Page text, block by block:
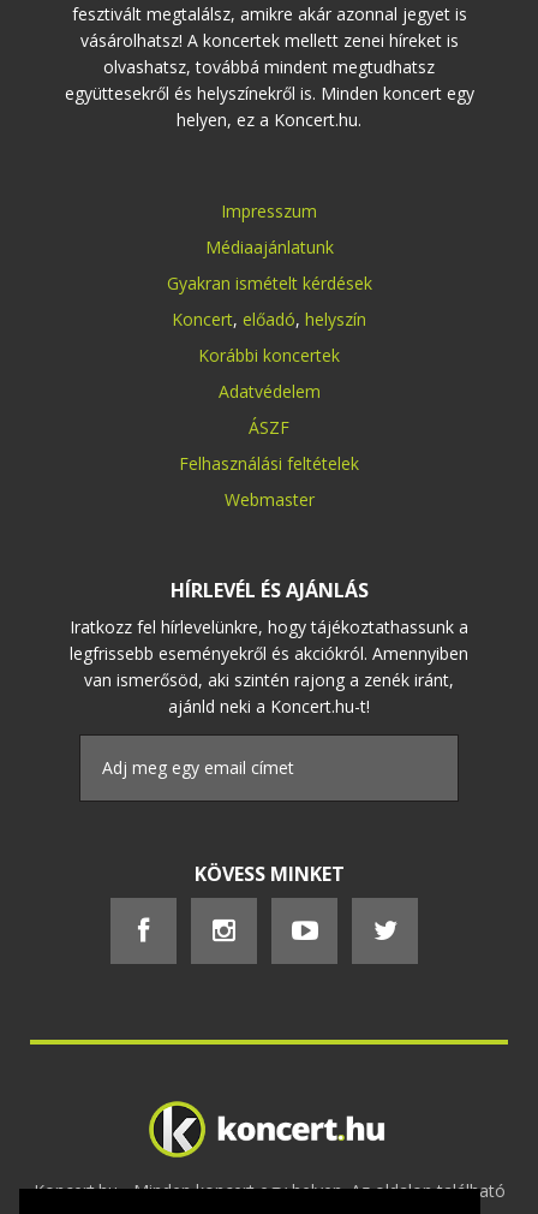
fesztivált megtalálsz, amikre akár azonnal jegyet is
vásárolhatsz! A koncertek mellett zenei híreket is
olvashatsz, továbbá mindent megtudhatsz
együttesekről és helyszínekről is. Minden koncert egy
helyen, ez a Koncert.hu.
Impresszum
Médiaajánlatunk
Gyakran ismételt kérdések
Koncert, előadó, helyszín
Korábbi koncertek
Adatvédelem
ÁSZF
Felhasználási feltételek
Webmaster
HÍRLEVÉL ÉS AJÁNLÁS
Iratkozz fel hírlevelünkre, hogy tájékoztathassunk a
legfrissebb eseményekről és akciókról. Amennyiben
van ismerősöd, aki szintén rajong a zenék iránt,
ajánld neki a Koncert.hu-t!
KÖVESS MINKET
Koncert.hu - Minden koncert egy helyen. Az oldalon található